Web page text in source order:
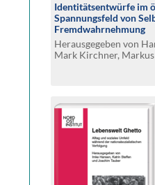
Identitätsentwürfe im
Spannungsfeld von
Fremdwahrnehmung
Herausgegeben von
Mark Kirchner,